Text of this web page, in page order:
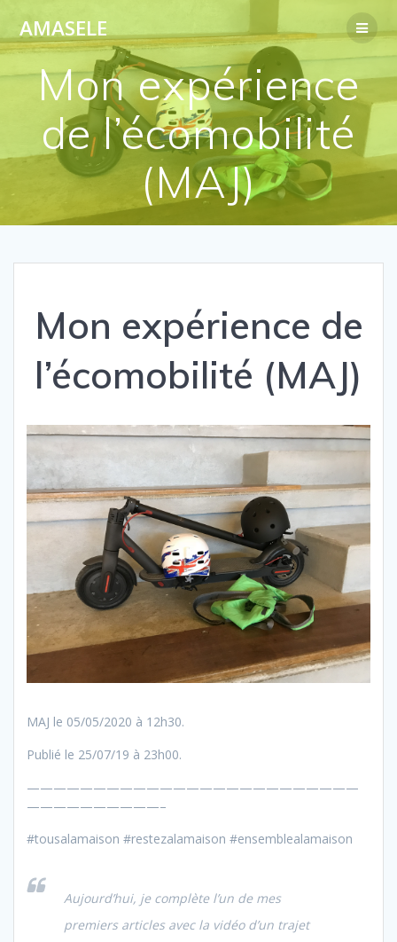
contenu
AMASELE
Mon expérience
de l’écomobilité
(MAJ)
Mon expérience de
l’écomobilité (MAJ)
MAJ le 05/05/2020 à 12h30.
Publié le 25/07/19 à 23h00.
—————————————————————————
——————————–
#tousalamaison #restezalamaison #ensemblealamaison
Aujourd’hui, je complète l’un de mes
premiers articles avec la vidéo d’un trajet